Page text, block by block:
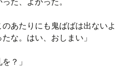
あたりにも鬼ばばは出ないよ
な。はい、おしまい」
？」